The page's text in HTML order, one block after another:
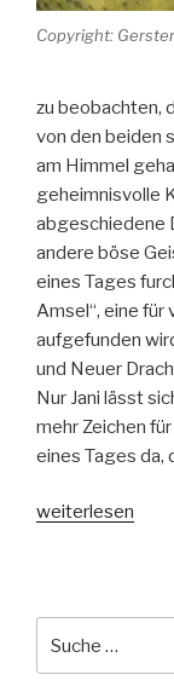
Copyright:
zu beobachten,
von den beiden
am Himmel
geheimnisvolle
abgeschiedene
andere böse
eines Tages
Amsel“, eine für
aufgefunden
und Neuer
Nur Jani lässt
mehr Zeichen
eines Tages da,
„Der
weiterlesen
nach: